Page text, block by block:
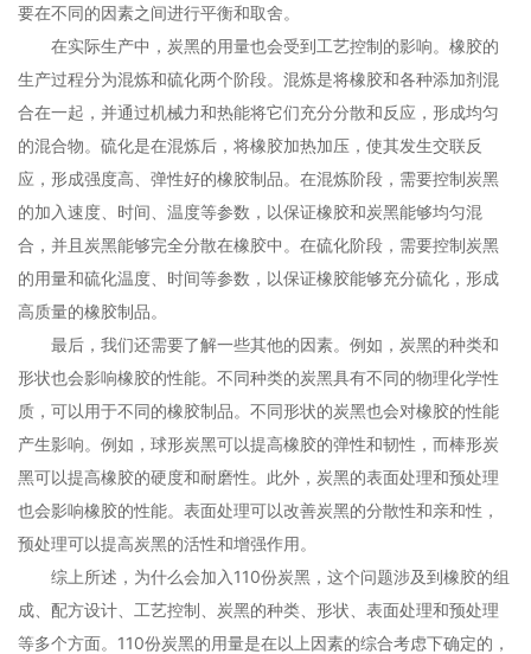
要在不同的因素之间进行平衡和取舍。
在实际生产中，炭黑的用量也会受到工艺控制的影响。橡胶的
生产过程分为混炼和硫化两个阶段。混炼是将橡胶和各种添加剂混
合在一起，并通过机械力和热能将它们充分分散和反应，形成均匀
的混合物。硫化是在混炼后，将橡胶加热加压，使其发生交联反
应，形成强度高、弹性好的橡胶制品。在混炼阶段，需要控制炭黑
的加入速度、时间、温度等参数，以保证橡胶和炭黑能够均匀混
合，并且炭黑能够完全分散在橡胶中。在硫化阶段，需要控制炭黑
的用量和硫化温度、时间等参数，以保证橡胶能够充分硫化，形成
高质量的橡胶制品。
最后，我们还需要了解一些其他的因素。例如，炭黑的种类和
形状也会影响橡胶的性能。不同种类的炭黑具有不同的物理化学性
质，可以用于不同的橡胶制品。不同形状的炭黑也会对橡胶的性能
产生影响。例如，球形炭黑可以提高橡胶的弹性和韧性，而棒形炭
黑可以提高橡胶的硬度和耐磨性。此外，炭黑的表面处理和预处理
也会影响橡胶的性能。表面处理可以改善炭黑的分散性和亲和性，
预处理可以提高炭黑的活性和增强作用。
综上所述，为什么会加入110份炭黑，这个问题涉及到橡胶的组
成、配方设计、工艺控制、炭黑的种类、形状、表面处理和预处理
等多个方面。110份炭黑的用量是在以上因素的综合考虑下确定的，